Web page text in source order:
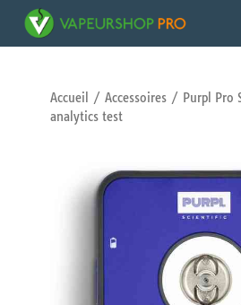
Accueil / Accessoires/ Purpl Pro
analytics test